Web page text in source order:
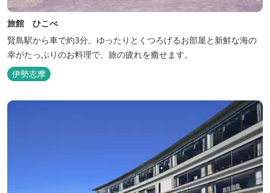
旅館 ひこべ
賢島駅から車で約3分。ゆったりとくつろげるお部屋と新鮮な海の
幸がたっぷりのお料理で、旅の疲れを癒せます。
伊勢志摩